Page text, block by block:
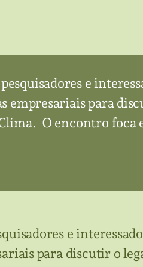
e
empresariais para
O encontro
e
para discutir o